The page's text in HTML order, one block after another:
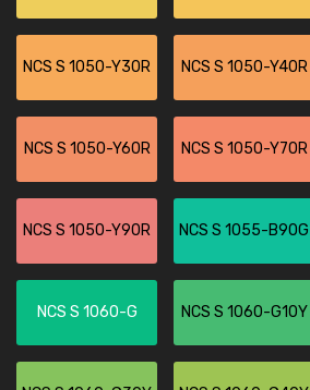
NCS S 1050-Y30R NCS S 1050-Y40R
NCS S 1050-Y60R NCS S 1050-Y70R
NCS S 1050-Y90R NCS S 1055-B90G
NCS S 1060-G NCS S 1060-G10Y